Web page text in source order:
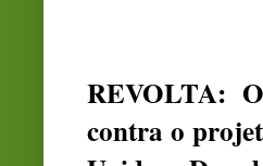
REVOLTA:
contra o